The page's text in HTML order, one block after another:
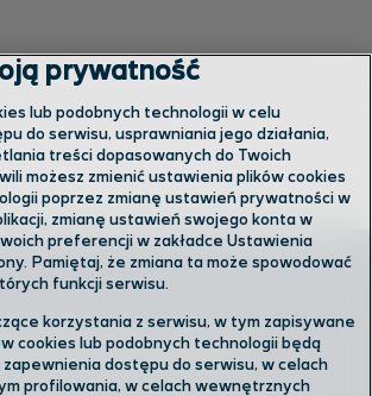
się z nami
prywatność
lub podobnych technologii w celu
do serwisu, usprawniania jego działania,
treści dopasowanych do Twoich
możesz zmienić ustawienia plików cookies
poprzez zmianę ustawień prywatności w
zmianę ustawień swojego konta w
preferencji w zakładce Ustawienia
Pamiętaj, że zmiana ta może spowodować
funkcji serwisu.
korzystania z serwisu, w tym zapisywane
cookies lub podobnych technologii będą
dostępu do serwisu, w celach
profilowania, w celach wewnętrznych